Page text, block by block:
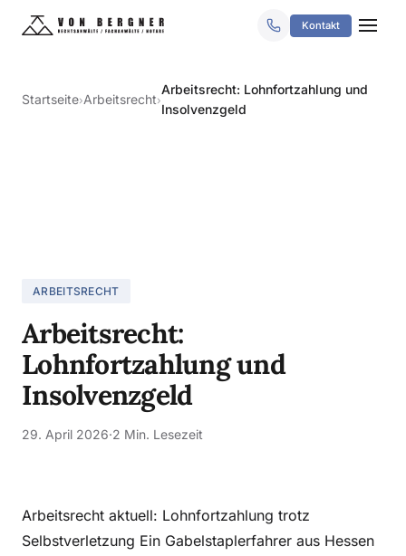
Kontakt
Startseite›Arbeitsrecht›
Arbeitsrecht: Lohnfortzahlung und
Insolvenzgeld
ARBEITSRECHT
Arbeitsrecht:
Lohnfortzahlung und
Insolvenzgeld
29. April 2026·2 Min. Lesezeit
Arbeitsrecht aktuell: Lohnfortzahlung trotz
Selbstverletzung Ein Gabelstaplerfahrer aus Hessen